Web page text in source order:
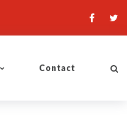
Contact